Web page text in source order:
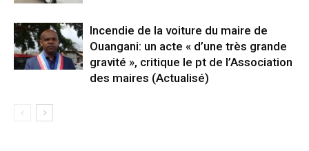
Incendie de la voiture du maire de
Ouangani: un acte « d’une très grande
gravité », critique le pt de l’Association
des maires (Actualisé)